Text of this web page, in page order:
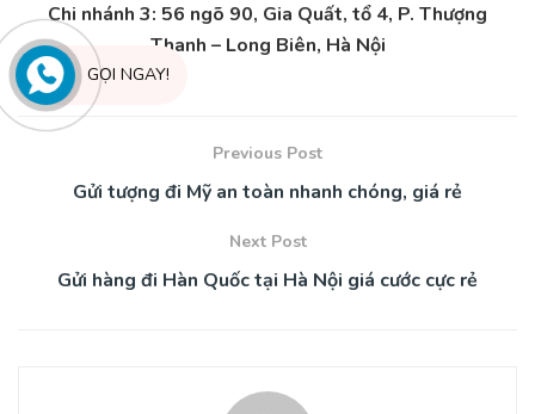
Chi nhánh 3: 56 ngõ 90, Gia Quất, tổ 4, P. Thượng
Thanh – Long Biên, Hà Nội
Previous Post
Gửi tượng đi Mỹ an toàn nhanh chóng, giá rẻ
Next Post
Gửi hàng đi Hàn Quốc tại Hà Nội giá cước cực rẻ
GỌI NGAY!